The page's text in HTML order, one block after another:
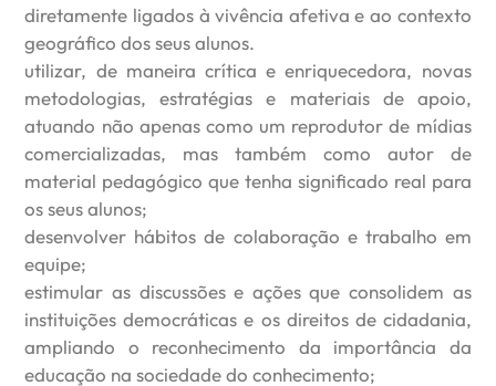
diretamente ligados à vivência afetiva e ao contexto
geográfico dos seus alunos.
utilizar, de maneira crítica e enriquecedora, novas
metodologias, estratégias e materiais de apoio,
atuando não apenas como um reprodutor de mídias
comercializadas, mas também como autor de
material pedagógico que tenha significado real para
os seus alunos;
desenvolver hábitos de colaboração e trabalho em
equipe;
estimular as discussões e ações que consolidem as
instituições democráticas e os direitos de cidadania,
ampliando o reconhecimento da importância da
educação na sociedade do conhecimento;